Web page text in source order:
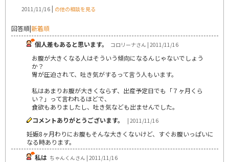
2011/11/16 | の他の相談を見る
回答順|新着順
個人差もあると思います。
コロリーナさん | 2011/11/16
お腹が大きくなる人はそういう傾向になるんじゃないでしょう
か？
胃が圧迫されて、吐き気がするって言う人もいます。
私はあまりお腹が大きくならず、出産予定日でも「７ヶ月くら
い？」って言われるほどで、
食欲もありましたし、吐き気なども出ませんでした。
コメントありがとうございます。
| 2011/11/16
妊娠8ヶ月わりにお腹もそんな大きくないけど、すぐお腹いっぱいに
なる時あります。
私は ちゃんくんさん | 2011/11/16